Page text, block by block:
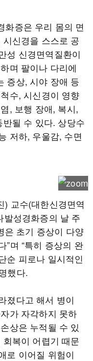
화증은 우리 몸의 면
신경을 스스로 공
성 신경면역질환이
며 팔이나 다리에
증상, 시야 장애 등
수, 시신경이 영향
, 보행 장애, 복시,
될 수 있다. 상당수
저하, 우울감, 수면
) 교수(대한신경면역
발성경화증의 날 주
은 초기 증상이 다양
”며 “특히 증상의 완
순 피로나 일시적인
했다.
졌다고 해서 병이
가 자각하지 못하
상은 누적될 수 있
복이 어렵기 때문
로 이어질 위험이